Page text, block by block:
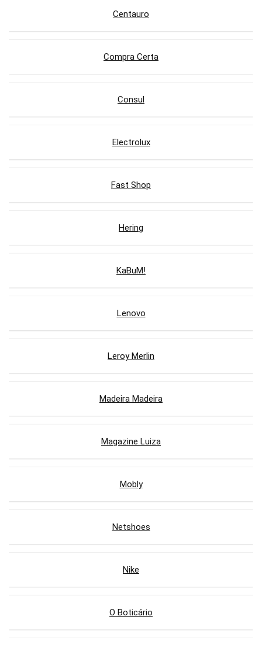
Centauro
Compra Certa
Consul
Electrolux
Fast Shop
Hering
KaBuM!
Lenovo
Leroy Merlin
Madeira Madeira
Magazine Luiza
Mobly
Netshoes
Nike
O Boticário